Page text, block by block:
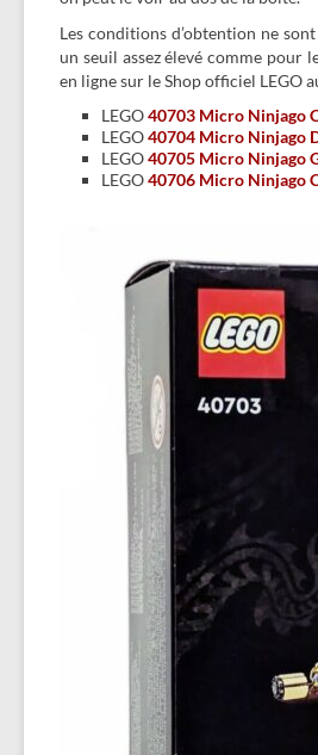
Les conditions d’obtention ne
un seuil assez élevé comme pour
en ligne sur le Shop officiel LEGO
LEGO40703 Micro Ninjago
LEGO40704 Micro Ninjago
LEGO40705 Micro Ninjago
LEGO40706 Micro Ninjago